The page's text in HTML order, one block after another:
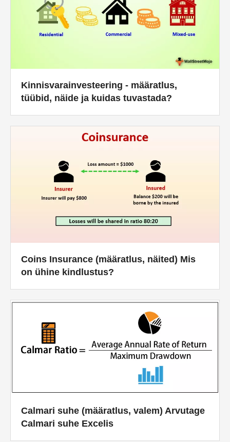
Kinnisvarainvesteering - määratlus,
tüübid, näide ja kuidas tuvastada?
Coins Insurance (määratlus, näited) Mis
on ühine kindlustus?
Calmari suhe (määratlus, valem) Arvutage
Calmari suhe Excelis